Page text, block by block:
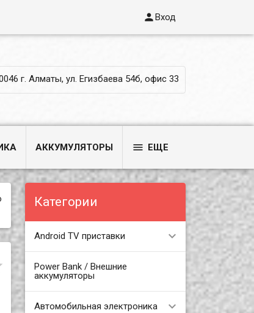
Вход
г. Алматы, ул. Егизбаева 54б, офис 33
АККУМУЛЯТОРЫ  ЕЩЕ
Категории
Android TV приставки
Power Bank / Внешние
аккумуляторы
Автомобильная электроника